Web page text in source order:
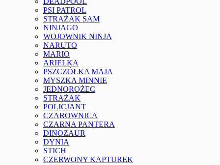
PSI PATROL
STRAŻAK SAM
NINJAGO
WOJOWNIK NINJA
NARUTO
MARIO
ARIELKA
PSZCZÓŁKA MAJA
MYSZKA MINNIE
JEDNOROŻEC
STRAŻAK
POLICJANT
CZAROWNICA
CZARNA PANTERA
DINOZAUR
DYNIA
STICH
CZERWONY KAPTUREK